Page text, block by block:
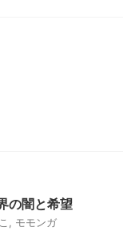
の闇と希望
モモンガ